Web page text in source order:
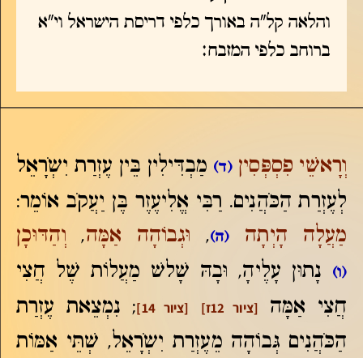
והלאה קל"ה באורך כלפי דריסת הישראל וי"א
ברוחב כלפי המזבח:
וְרָאשֵׁי פִסְפְּסִין (ד) מַבְדִּילִין בֵּין עֶזְרַת יִשְֹרָאֵל
לְעֶזְרַת הַכֹּהֲנִים. רַבִּי אֱלִיעֶזֶר בֶּן יַעֲקֹב אוֹמֵר:
מַעֲלָה הָיְתָה
(ה), וּגְבוֹהָה אַמָּה, וְהַדּוּכָן
(ו) נָתוּן עָלֶיהָ, וּבָהּ שָׁלשׁ מַעֲלוֹת שֶׁל חֲצִי
חֲצִי אַמָּה
[ציור 12ז] [ציור 14]
; נִמְצֵאת עֶזְרַת
הַכֹּהֲנִים גְּבוֹהָה מֵעֶזְרַת יִשְֹרָאֵל, שְׁתֵּי אַמּוֹת